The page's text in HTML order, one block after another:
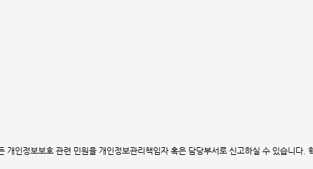
개인정보보호 관련 민원을 개인정보관리책임자 혹은 담당부서로 신고하실 수 있습니다.